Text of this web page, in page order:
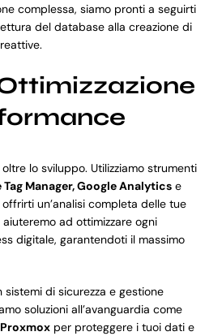
complessa, siamo pronti a seguirti
del database alla creazione di
lo sviluppo. Utilizziamo strumenti
Tag Manager, Google Analyticse
un’analisi completa delle tue
ad ottimizzare ogni
digitale, garantendoti il massimo
sistemi di sicurezza e gestione
soluzioni all’avanguardia come
Proxmoxper proteggere i tuoi dati e